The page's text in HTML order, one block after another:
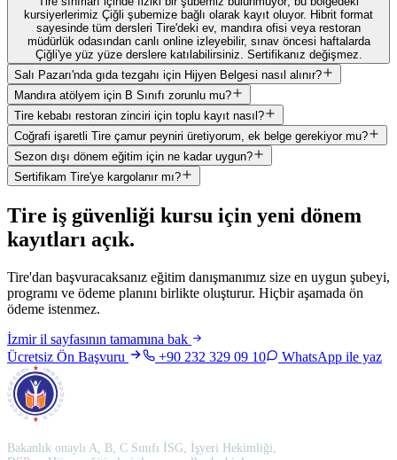
kursiyerlerimiz Çiğli şubemize bağlı olarak kayıt oluyor. Hibrit format
sayesinde tüm dersleri Tire'deki ev, mandıra ofisi veya restoran
müdürlük odasından canlı online izleyebilir, sınav öncesi haftalarda
Çiğli'ye yüz yüze derslere katılabilirsiniz. Sertifikanız değişmez.
Salı Pazarı'nda gıda tezgahı için Hijyen Belgesi nasıl alınır?
Mandıra atölyem için B Sınıfı zorunlu mu?
Tire kebabı restoran zinciri için toplu kayıt nasıl?
Coğrafi işaretli Tire çamur peyniri üretiyorum, ek belge gerekiyor mu?
Sezon dışı dönem eğitim için ne kadar uygun?
Sertifikam Tire'ye kargolanır mı?
Tire iş güvenliği kursu için yeni dönem
kayıtları açık.
Tire'dan başvuracaksanız eğitim danışmanımız size en uygun şubeyi,
programı ve ödeme planını birlikte oluşturur. Hiçbir aşamada ön
ödeme istenmez.
İzmiril sayfasının tamamına bak
Ücretsiz Ön Başvuru
+90 232 329 09 10 WhatsApp ile yaz
Bakanlık onaylı A, B, C Sınıfı İSG, İşyeri Hekimliği,